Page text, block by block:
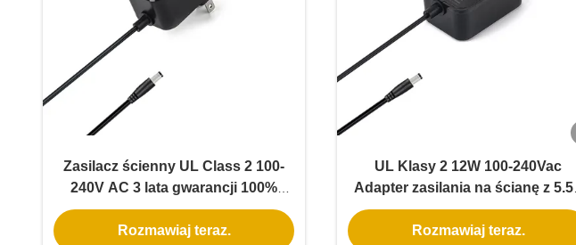
Zasilacz ścienny UL Class 2 100-
240V AC 3 lata gwarancji 100%
materiał PC do oświetlenia LED
Rozmawiaj teraz.
UL Klasy 2 12W 100-240Vac
Adapter zasilania na ścianę z 5.5 *
2.1/5.5 * 2.5 mm jackem prądu
stałego do mini-dekoracji LED
Rozmawiaj teraz.